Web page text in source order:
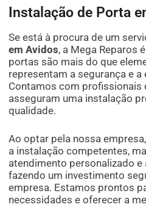
Instalação de Porta
Se está à procura de um
em Avidos, a Mega Reparos
portas são mais do que
representam a segurança e
Contamos com profissionais
asseguram uma instalação
qualidade.
Ao optar pela nossa
a instalação competentes,
atendimento personalizado e
fazendo um investimento
empresa. Estamos prontos
necessidades e oferecer a